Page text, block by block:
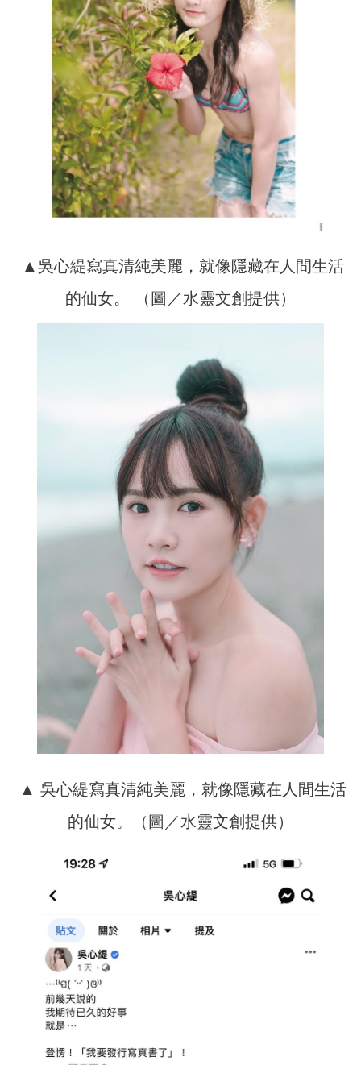
▲吳心緹寫真清純美麗，就像隱藏在人間生活
的仙女。 （圖／水靈文創提供）
▲ 吳心緹寫真清純美麗，就像隱藏在人間生活
的仙女。（圖／水靈文創提供）